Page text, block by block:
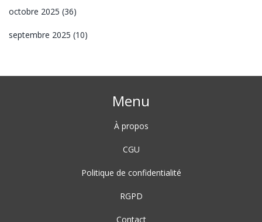
octobre 2025 (36)
septembre 2025 (10)
Menu
À propos
CGU
Politique de confidentialité
RGPD
Contact